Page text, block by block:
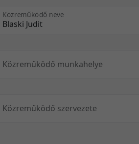
Közreműködő neve
Közreműködő munkahelye
Közreműködő szervezete